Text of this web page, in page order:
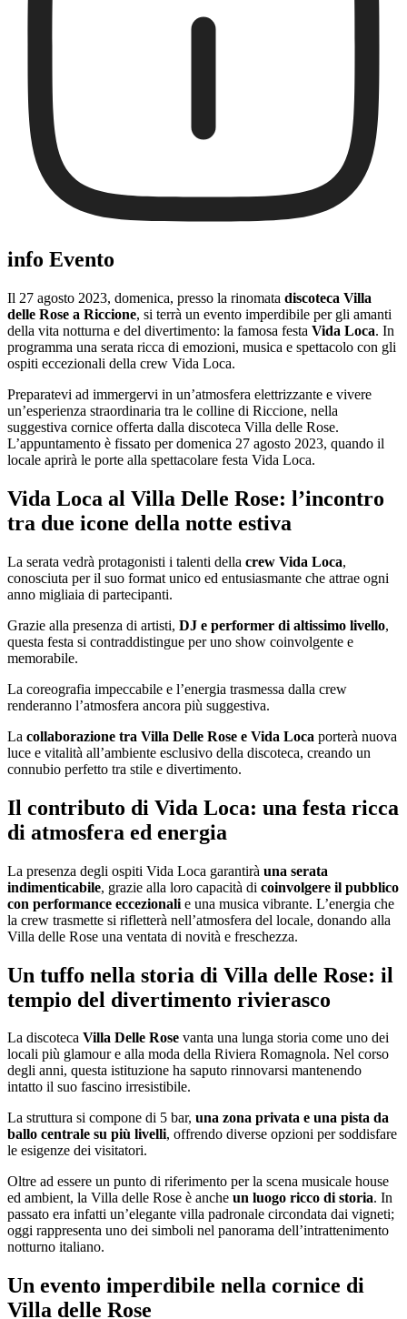
info Evento
Il 27 agosto 2023, domenica, presso la rinomata discoteca Villa
delle Rose a Riccione, si terrà un evento imperdibile per gli amanti
della vita notturna e del divertimento: la famosa festa Vida Loca. In
programma una serata ricca di emozioni, musica e spettacolo con gli
ospiti eccezionali della crew Vida Loca.
Preparatevi ad immergervi in un’atmosfera elettrizzante e vivere
un’esperienza straordinaria tra le colline di Riccione, nella
suggestiva cornice offerta dalla discoteca Villa delle Rose.
L’appuntamento è fissato per domenica 27 agosto 2023, quando il
locale aprirà le porte alla spettacolare festa Vida Loca.
Vida Loca al Villa Delle Rose: l’incontro
tra due icone della notte estiva
La serata vedrà protagonisti i talenti della crew Vida Loca,
conosciuta per il suo format unico ed entusiasmante che attrae ogni
anno migliaia di partecipanti.
Grazie alla presenza di artisti, DJ e performer di altissimo livello,
questa festa si contraddistingue per uno show coinvolgente e
memorabile.
La coreografia impeccabile e l’energia trasmessa dalla crew
renderanno l’atmosfera ancora più suggestiva.
La collaborazione tra Villa Delle Rose e Vida Loca porterà nuova
luce e vitalità all’ambiente esclusivo della discoteca, creando un
connubio perfetto tra stile e divertimento.
Il contributo di Vida Loca: una festa ricca
di atmosfera ed energia
La presenza degli ospiti Vida Loca garantirà una serata
indimenticabile, grazie alla loro capacità di coinvolgere il pubblico
con performance eccezionali e una musica vibrante. L’energia che
la crew trasmette si rifletterà nell’atmosfera del locale, donando alla
Villa delle Rose una ventata di novità e freschezza.
Un tuffo nella storia di Villa delle Rose: il
tempio del divertimento rivierasco
La discoteca Villa Delle Rose vanta una lunga storia come uno dei
locali più glamour e alla moda della Riviera Romagnola. Nel corso
degli anni, questa istituzione ha saputo rinnovarsi mantenendo
intatto il suo fascino irresistibile.
La struttura si compone di 5 bar, una zona privata e una pista da
ballo centrale su più livelli, offrendo diverse opzioni per soddisfare
le esigenze dei visitatori.
Oltre ad essere un punto di riferimento per la scena musicale house
ed ambient, la Villa delle Rose è anche un luogo ricco di storia. In
passato era infatti un’elegante villa padronale circondata dai vigneti;
oggi rappresenta uno dei simboli nel panorama dell’intrattenimento
notturno italiano.
Un evento imperdibile nella cornice di
Villa delle Rose